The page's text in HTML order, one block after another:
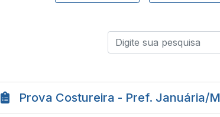
Prova Costureira - Pref. Januária/